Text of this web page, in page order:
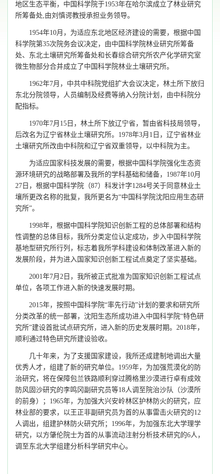
地区生态平衡，中国科学院于1953年在哈尔滨成立了林业研究
所筹备处,由刘慎谔教授承担业务领导。
1954年10月，为适应东北地区经济建设的需要，根据中国
科学院第35次院务会议决定，由中国科学院林业研究所筹备
处、东北土壤研究所筹备处和长春综合研究所农产化学研究室
微生物部分合并成立了中国科学院林业土壤研究所。
1962年7月，中共中科院党组扩大会议决定，林土所下放归
东北分院领导，人员编制及经费等纳入分院计划，由中科院分
配指标。
1970年7月 15 日 ，林土所下放辽宁省，暂由省科技局领导，
后改名为辽宁省林业土壤研究所。 1978年3月 1 日 ，辽宁省林业
土壤研究所改由中科院和辽宁省双重领导，以中科院为主。
为适应国家科技发展的需要，根据中国科学院强化生态资
源环境研究的战略部署及我所的学科基础和储备， 1987年10月
27 日，根据中国科学院（87）科发计字1284号关于同意林业土
壤所更改名称的批复，我所更名为“中国科学院沈阳应用生态研
究所”。
1998年，根据中国科学院知识创新工程的总体部署和结构
性调整的总体目标，我所分类定位认定成功，步入中国科学院
基地型研究所行列，标志着我所学科建设和体制改革进入新的
发展阶段，并为进入国家知识创新工程试点奠定了坚实基础。
2001年7月 2 日 ，我所被正式批准为国家知识创新工程试点
单位，各项工作进入新的快速发展时期。
2015年，按照中国科学院“率先行动”计划的要求和研究所
分类改革的统一部署，沈阳生态所成功进入中国科学院“特色研
究所”建设首批试点研究所，进入新的历史发展时期。2018年，
顺利通过特色研究所建设验收。
几十年来，为了支援国家建设，我所还成建制地调出大量
优秀人才，组建了新的研究单位。 1959年，为加强荒漠化的防
治研究，将在保障包兰铁路顺利穿过腾格里沙漠进行卓有成效
防风固沙研究的李鸣冈副研究员等18人调至院治沙队（沙漠所
的前身）； 1965年，为加强大兴安岭林区护林防火的研究，应
林业部的要求，以王正非副研究员为首的从事雷击火研究的12
人调出，组建护林防火研究所； 1996年，为加强东北大学理学
研究，以方肇伦院士为首的从事流动注射分析技术研究的6人，
调至东北大学组建分析科学研究中心。